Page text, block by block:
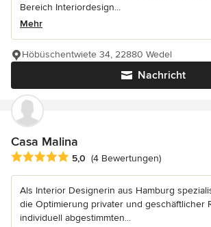
Bereich Interiordesign...
Mehr
Nachricht
Höbüschentwiete 34, 22880 Wedel
Casa Malina
Durchschnittliche Bewertung: 5 von 5
5,0 (4 Bewertungen)
Als Interior Designerin aus Hamburg
die Optimierung privater und geschäftlicher
individuell abgestimmten...